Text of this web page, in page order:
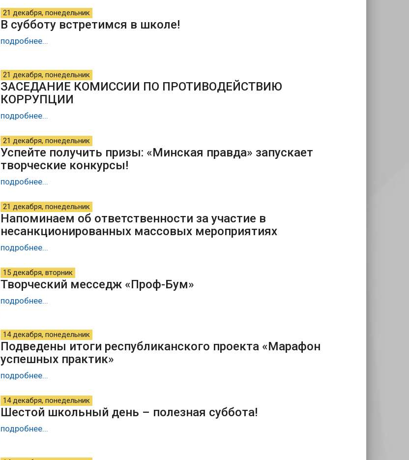
21 декабря, понедельник
В субботу встретимся в школе!
подробнее...
21 декабря, понедельник
ЗАСЕДАНИЕ КОМИССИИ ПО ПРОТИВОДЕЙСТВИЮ
КОРРУПЦИИ
подробнее...
21 декабря, понедельник
Успейте получить призы: «Минская правда» запускает
творческие конкурсы!
подробнее...
21 декабря, понедельник
Напоминаем об ответственности за участие в
несанкционированных массовых мероприятиях
подробнее...
15 декабря, вторник
Творческий месседж «Проф-Бум»
подробнее...
14 декабря, понедельник
Подведены итоги республиканского проекта «Марафон
успешных практик»
подробнее...
14 декабря, понедельник
Шестой школьный день – полезная суббота!
подробнее...